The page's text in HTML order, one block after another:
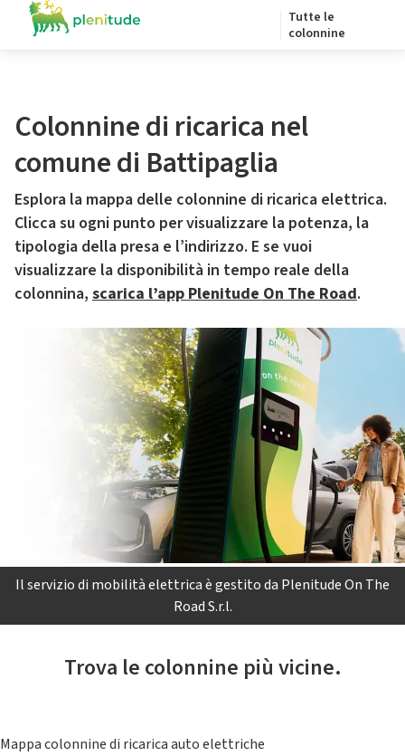
Tutte le
colonnine
Colonnine di ricarica nel
comune di Battipaglia
Esplora la mappa delle colonnine di ricarica elettrica.
Clicca su ogni punto per visualizzare la potenza, la
tipologia della presa e l’indirizzo. E se vuoi
visualizzare la disponibilità in tempo reale della
colonnina, scarica l’app Plenitude On The Road.
Il servizio di mobilità elettrica è gestito da Plenitude On The
Road S.r.l.
Trova le colonnine più vicine.
Mappa colonnine di ricarica auto elettriche